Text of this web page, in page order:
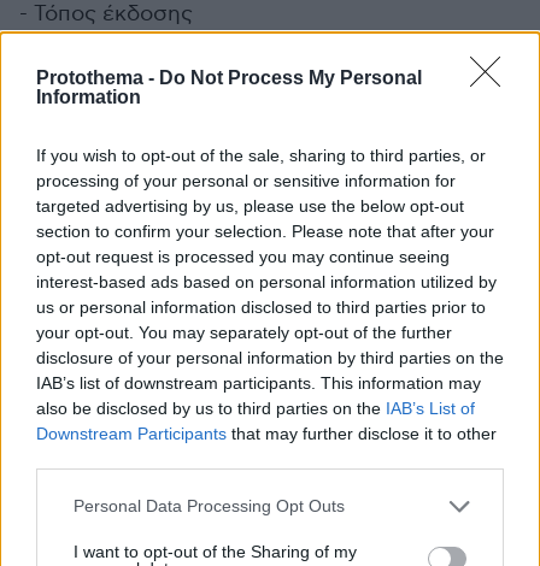
Protothema - Do Not Process My Personal
Information
If you wish to opt-out of the sale, sharing to third parties, or
processing of your personal or sensitive information for
targeted advertising by us, please use the below opt-out
section to confirm your selection. Please note that after your
opt-out request is processed you may continue seeing
interest-based ads based on personal information utilized by
us or personal information disclosed to third parties prior to
your opt-out. You may separately opt-out of the further
disclosure of your personal information by third parties on the
IAB’s list of downstream participants. This information may
also be disclosed by us to third parties on the IAB’s List of
Downstream Participants that may further disclose it to other
Please note that this website/app uses one or more Google
not limited to your visit or usage behaviour. You may click to
Personal Data Processing Opt Outs
I want to opt-out of the Sharing of my
- Τόπος έκδοσης
4. Ποια είναι τα ιδιαίτερα χαρακτηριστικά του
νέου δελτίου ταυτότητας;
- Το νέο δελτίο ταυτότητας είναι διαστάσεων
85,6mm ± 0,75mm * 54,0mm ± 0,75mm και
κατασκευάζεται από πολυανθρακικό υλικό.
- Το νέο δελτίο ταυτότητας Ελλήνων πολιτών
κατασκευάζεται από πολυκαρμπονικό υλικό και
είναι μορφοτύπου ID1, τύπου πιστωτικής
κάρτας, σύμφωνα με τα διεθνή πρότυπα του
ICAO και τις νομικές υποχρεώσεις της χώρας.
μέσω εγχάραξης laser. Όλα τα στοιχεία καθώς
επίσης και η έγχρωμη φωτογραφία